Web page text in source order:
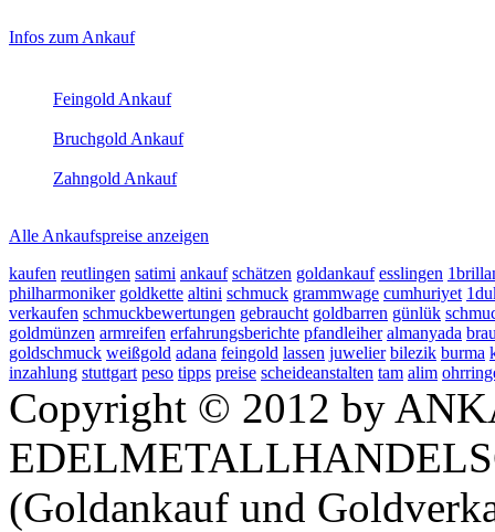
Sidebar
Infos zum Ankauf
Feingold Ankauf
Bruchgold Ankauf
Zahngold Ankauf
Alle Ankaufspreise anzeigen
kaufen reutlingen satimi ankauf schätzen goldankauf esslingen
philharmoniker goldkette altini schmuck grammwage cumhuriyet
verkaufen schmuckbewertungen gebraucht goldbarren günlük
goldmünzen armreifen erfahrungsberichte pfandleiher almanyada
goldschmuck weißgold adana feingold lassen juwelier bilezik burma
inzahlung stuttgart peso tipps preise scheideanstalten tam alim
Copyright © 2012 by
(Goldankauf und